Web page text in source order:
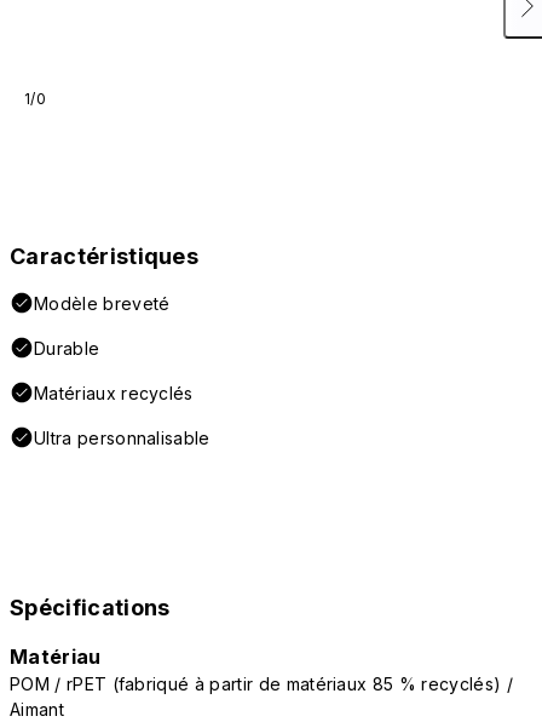
1/0
Caractéristiques
Modèle breveté
Durable
Matériaux recyclés
Ultra personnalisable
Spécifications
Matériau
POM / rPET (fabriqué à partir de matériaux 85 % recyclés) /
Aimant